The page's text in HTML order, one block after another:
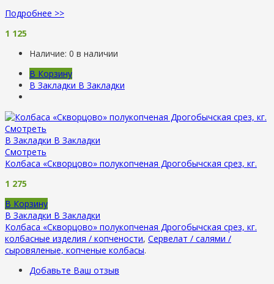
Подробнее >>
1 125
Наличие: 0 в наличии
В Корзину
В Закладки В Закладки
Смотреть
В Закладки В Закладки
Смотреть
Колбаса «Скворцово» полукопченая Дрогобычская срез, кг.
1 275
В Корзину
В Закладки В Закладки
Колбаса «Скворцово» полукопченая Дрогобычская срез, кг.
колбасные изделия / копчености, Сервелат / салями /
сыровяленые, копченые колбасы.
Добавьте Ваш отзыв